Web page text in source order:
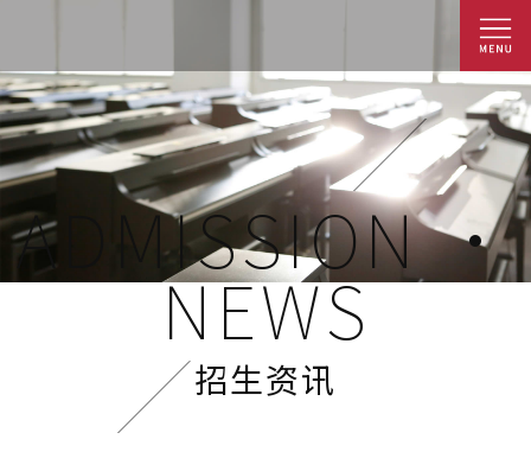
ADMISSION ·
NEWS
招生资讯